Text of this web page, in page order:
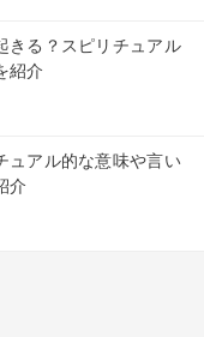
きる？スピリチュアル
紹介
ュアル的な意味や言い
介